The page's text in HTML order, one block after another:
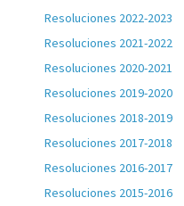
Resoluciones 2022-2023
Resoluciones 2021-2022
Resoluciones 2020-2021
Resoluciones 2019-2020
Resoluciones 2018-2019
Resoluciones 2017-2018
Resoluciones 2016-2017
Resoluciones 2015-2016